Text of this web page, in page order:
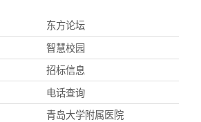
东方论坛
智慧校园
招标信息
电话查询
青岛大学附属医院